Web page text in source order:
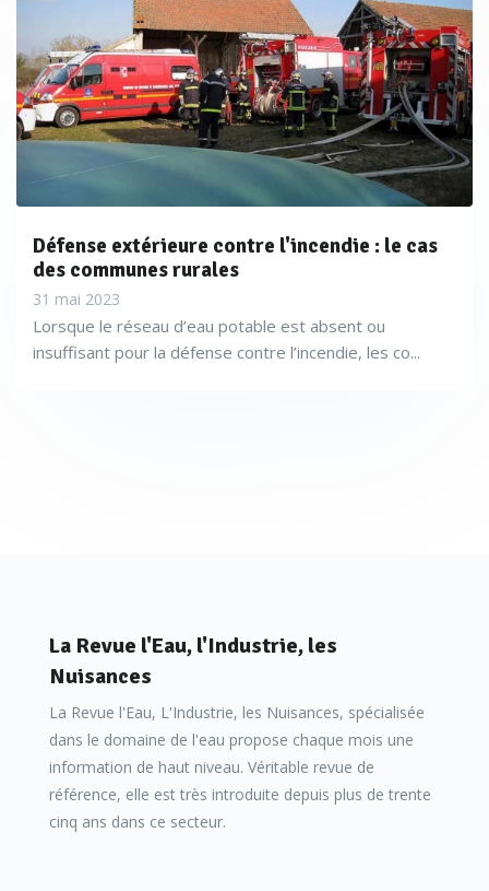
Défense extérieure contre l'incendie : le cas
des communes rurales
31 mai 2023
Lorsque le réseau d’eau potable est absent ou
insuffisant pour la défense contre l’incendie, les co...
La Revue l'Eau, l'Industrie, les
Nuisances
La Revue l'Eau, L'Industrie, les Nuisances, spécialisée
dans le domaine de l'eau propose chaque mois une
information de haut niveau. Véritable revue de
référence, elle est très introduite depuis plus de trente
cinq ans dans ce secteur.